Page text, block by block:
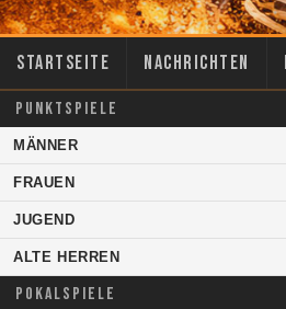
Startseite Nachrichten
PUNKTSPIELE
MÄNNER
FRAUEN
JUGEND
ALTE HERREN
POKALSPIELE